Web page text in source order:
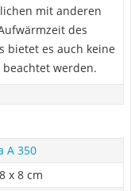
mit anderen
des
bietet es auch keine
werden.
A 350
x 8 cm